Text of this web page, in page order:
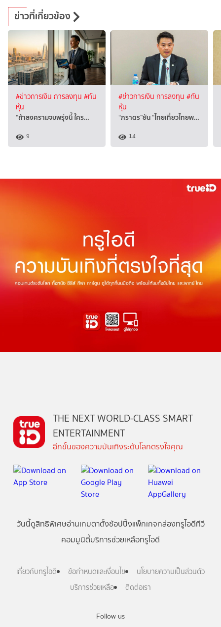
ข่าวที่เกี่ยวข้อง
#ข่าวการเงิน การลงทุน #ทัน
หุ้น
“ถ้าสงครามจบพรุ่งนี้ ใคร…
9
#ข่าวการเงิน การลงทุน #ทัน
หุ้น
“ภราดร”ยัน “ไทยเที่ยวไทยพ…
14
Follow us
THE NEXT WORLD-CLASS SMART
ENTERTAINMENT
อีกขั้นของความบันเทิงระดับโลกตรงใจคุณ
วันนี้ดูสิทธิพิเศษอ่านเกมตาตั้งช้อปปิ้งแพ็กเกจกล่องทรูไอดีทีวี
คอมมูนิตี้บริการช่วยเหลือทรูไอดี
เกี่ยวกับทรูไอดี ข้อกำหนดและเงื่อนไข
นโยบายความเป็นส่วนตัว
บริการช่วยเหลือ
ติดต่อเรา